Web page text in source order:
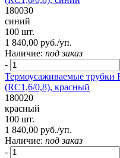
180030
синий
100 шт.
1 840,00 руб./уп.
Наличие: под заказ
-
Термоусаживаемые трубки
(RC1,6/0,8), красный
180020
красный
100 шт.
1 840,00 руб./уп.
Наличие: под заказ
-